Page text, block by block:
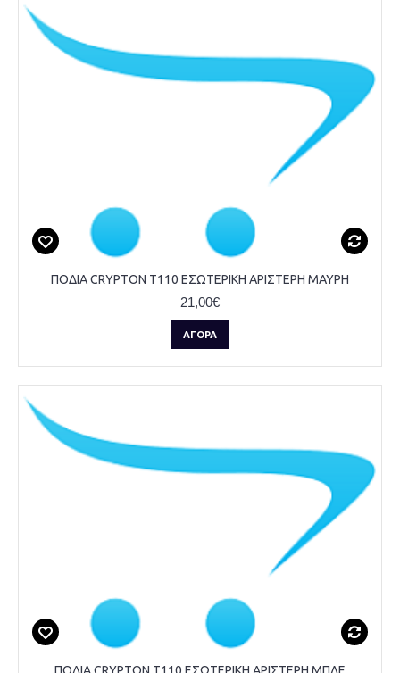
ΠΟΔΙΑ CRYPTON T110 ΕΣΩΤΕΡΙΚΗ ΑΡΙΣΤΕΡΗ ΜΑΥΡΗ
21,00€
ΑΓΟΡΆ